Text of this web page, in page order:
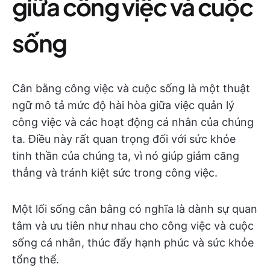
giữa công việc và cuộc
sống
Cân bằng công việc và cuộc sống là một thuật
ngữ mô tả mức độ hài hòa giữa việc quản lý
công việc và các hoạt động cá nhân của chúng
ta. Điều này rất quan trọng đối với sức khỏe
tinh thần của chúng ta, vì nó giúp giảm căng
thẳng và tránh kiệt sức trong công việc.
Một lối sống cân bằng có nghĩa là dành sự quan
tâm và ưu tiên như nhau cho công việc và cuộc
sống cá nhân, thúc đẩy hạnh phúc và sức khỏe
tổng thể.